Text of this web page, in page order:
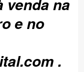
venda na
e no
.